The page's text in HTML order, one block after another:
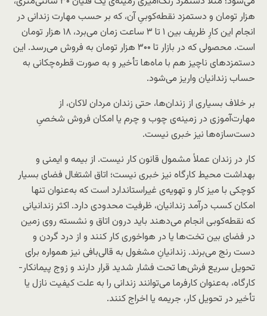
هزار تومان و دستمزد نقطه‌کوبیِ آن، که بر حسب مهارت زندانی در
انجام این کارِ ظریف بین ۱ تا ۳ ساعت زمان می‌برد، ۱۸ هزار تومان
است. محصولی که در بازار تا ۳۰۰ هزار تومان به فروش می‌رسد. این
دستمزدهای ناچیز هم با ماه‌ها تأخیر و به صورت قطره‌چکانی به
حساب زندانیان واریز می‌شود.
بر خلاف بسیاری از زندان‌ها، حتی زندان مردان لاکان، از
مهارت‌آموزی در زمینه‌ی چوب و چرم یا امکان فروش شخصیِ
دست‌سازه‌ها نیز خبری نیست.
کار در زندان عملاً مشمول قانون کار نیست. از بیمه و ایمنی و
بهداشت محیط کارگاه نیز خبری نیست؛ اتاق اشتغال فضای بسیار
کوچکی با میز کار و تهویه‌ی غیراستاندارد است که بهعنوان تنها
امکان کسب درآمد زندانیان، ظرفیت محدودی دارد. اکثر زندانیانی
که نقطه‌کوبی انجام می‌دهند باید درون اتاق و نشسته روی زمین
در فضای بین تخت‌ها یا در هواخوری کار کنند و از درد گردن و
دست رنج می‌برند. زندانیانِ مشغول به قالی‌بافی نیز همواره برای
تحویل سریع فرش‌ها تحت فشار شدید قرار دارند و زوج پیمانکار-
کارگاه، به‌عنوان کارفرما می‌توانند زندانی را به علت کیفیت نازل یا
تأخیر در تحویل کار، جریمه یا اخراج کنند.